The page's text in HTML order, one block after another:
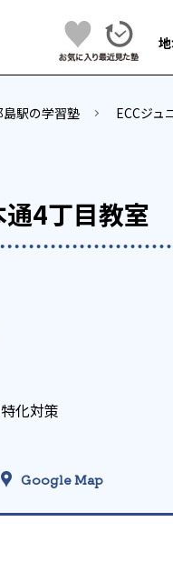
島駅の学習塾 ECCジュ
通4丁目教室
化対策
Google Map